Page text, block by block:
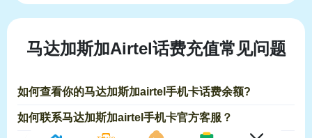
马达加斯加Airtel话费充值常见问题
如何查看你的马达加斯加airtel手机卡话费余额?
如何联系马达加斯加airtel手机卡官方客服？